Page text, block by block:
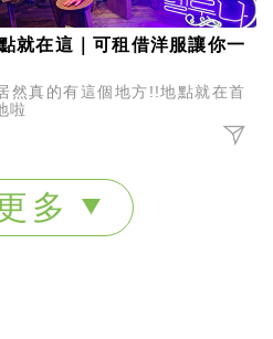
就在這｜可租借洋服讓你一
然真的有這個地方!!地點就在首
啦
多